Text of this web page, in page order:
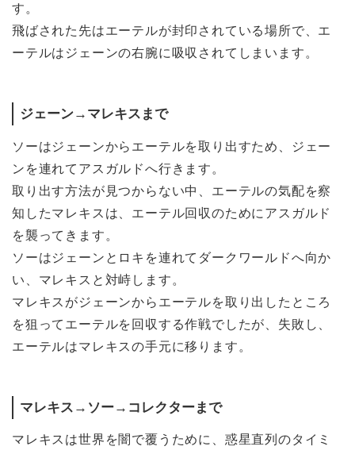
す。
飛ばされた先はエーテルが封印されている場所で、エ
ーテルはジェーンの右腕に吸収されてしまいます。
ジェーン→マレキスまで
ソーはジェーンからエーテルを取り出すため、ジェー
ンを連れてアスガルドへ行きます。
取り出す方法が見つからない中、エーテルの気配を察
知したマレキスは、エーテル回収のためにアスガルド
を襲ってきます。
ソーはジェーンとロキを連れてダークワールドへ向か
い、マレキスと対峙します。
マレキスがジェーンからエーテルを取り出したところ
を狙ってエーテルを回収する作戦でしたが、失敗し、
エーテルはマレキスの手元に移ります。
マレキス→ソー→コレクターまで
マレキスは世界を闇で覆うために、惑星直列のタイミ